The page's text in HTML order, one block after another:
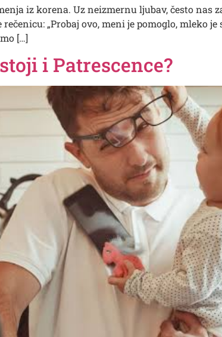
iz korena. Uz neizmernu ljubav, često
„Probaj ovo, meni je pomoglo, mleko
[…]
i Patrescence?